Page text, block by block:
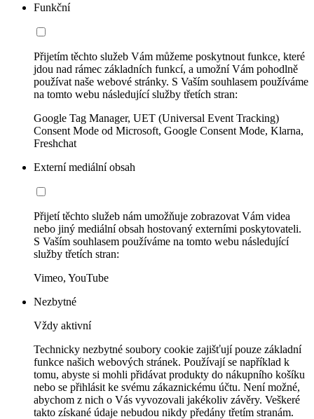
Funkční
Přijetím těchto služeb Vám můžeme poskytnout funkce, které
jdou nad rámec základních funkcí, a umožní Vám pohodlně
používat naše webové stránky. S Vaším souhlasem používáme
na tomto webu následující služby třetích stran:
Google Tag Manager, UET (Universal Event Tracking)
Consent Mode od Microsoft, Google Consent Mode, Klarna,
Freshchat
Externí mediální obsah
Přijetí těchto služeb nám umožňuje zobrazovat Vám videa
nebo jiný mediální obsah hostovaný externími poskytovateli.
S Vaším souhlasem používáme na tomto webu následující
služby třetích stran:
Vimeo, YouTube
Nezbytné
Vždy aktivní
Technicky nezbytné soubory cookie zajišťují pouze základní
funkce našich webových stránek. Používají se například k
tomu, abyste si mohli přidávat produkty do nákupního košíku
nebo se přihlásit ke svému zákaznickému účtu. Není možné,
abychom z nich o Vás vyvozovali jakékoliv závěry. Veškeré
takto získané údaje nebudou nikdy předány třetím stranám.